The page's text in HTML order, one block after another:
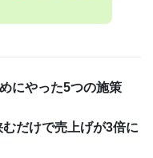
にやった5つの施策
だけで売上げが3倍に